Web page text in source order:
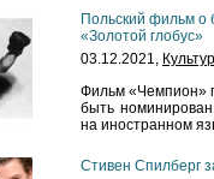
Польский фильм о
«Золотой глобус»
03.12.2021,
Фильм «Чемпион»
быть
на иностранном
Стивен Спилберг